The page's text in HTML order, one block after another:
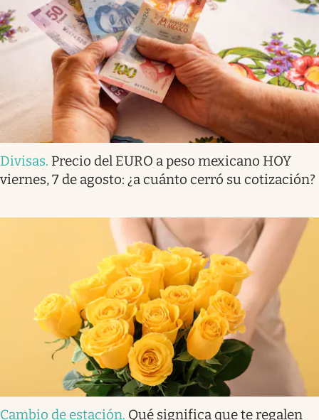
Divisas. Precio del EURO a peso mexicano HOY
viernes, 7 de agosto: ¿a cuánto cerró su cotización?
Cambio de estación. Qué significa que te regalen